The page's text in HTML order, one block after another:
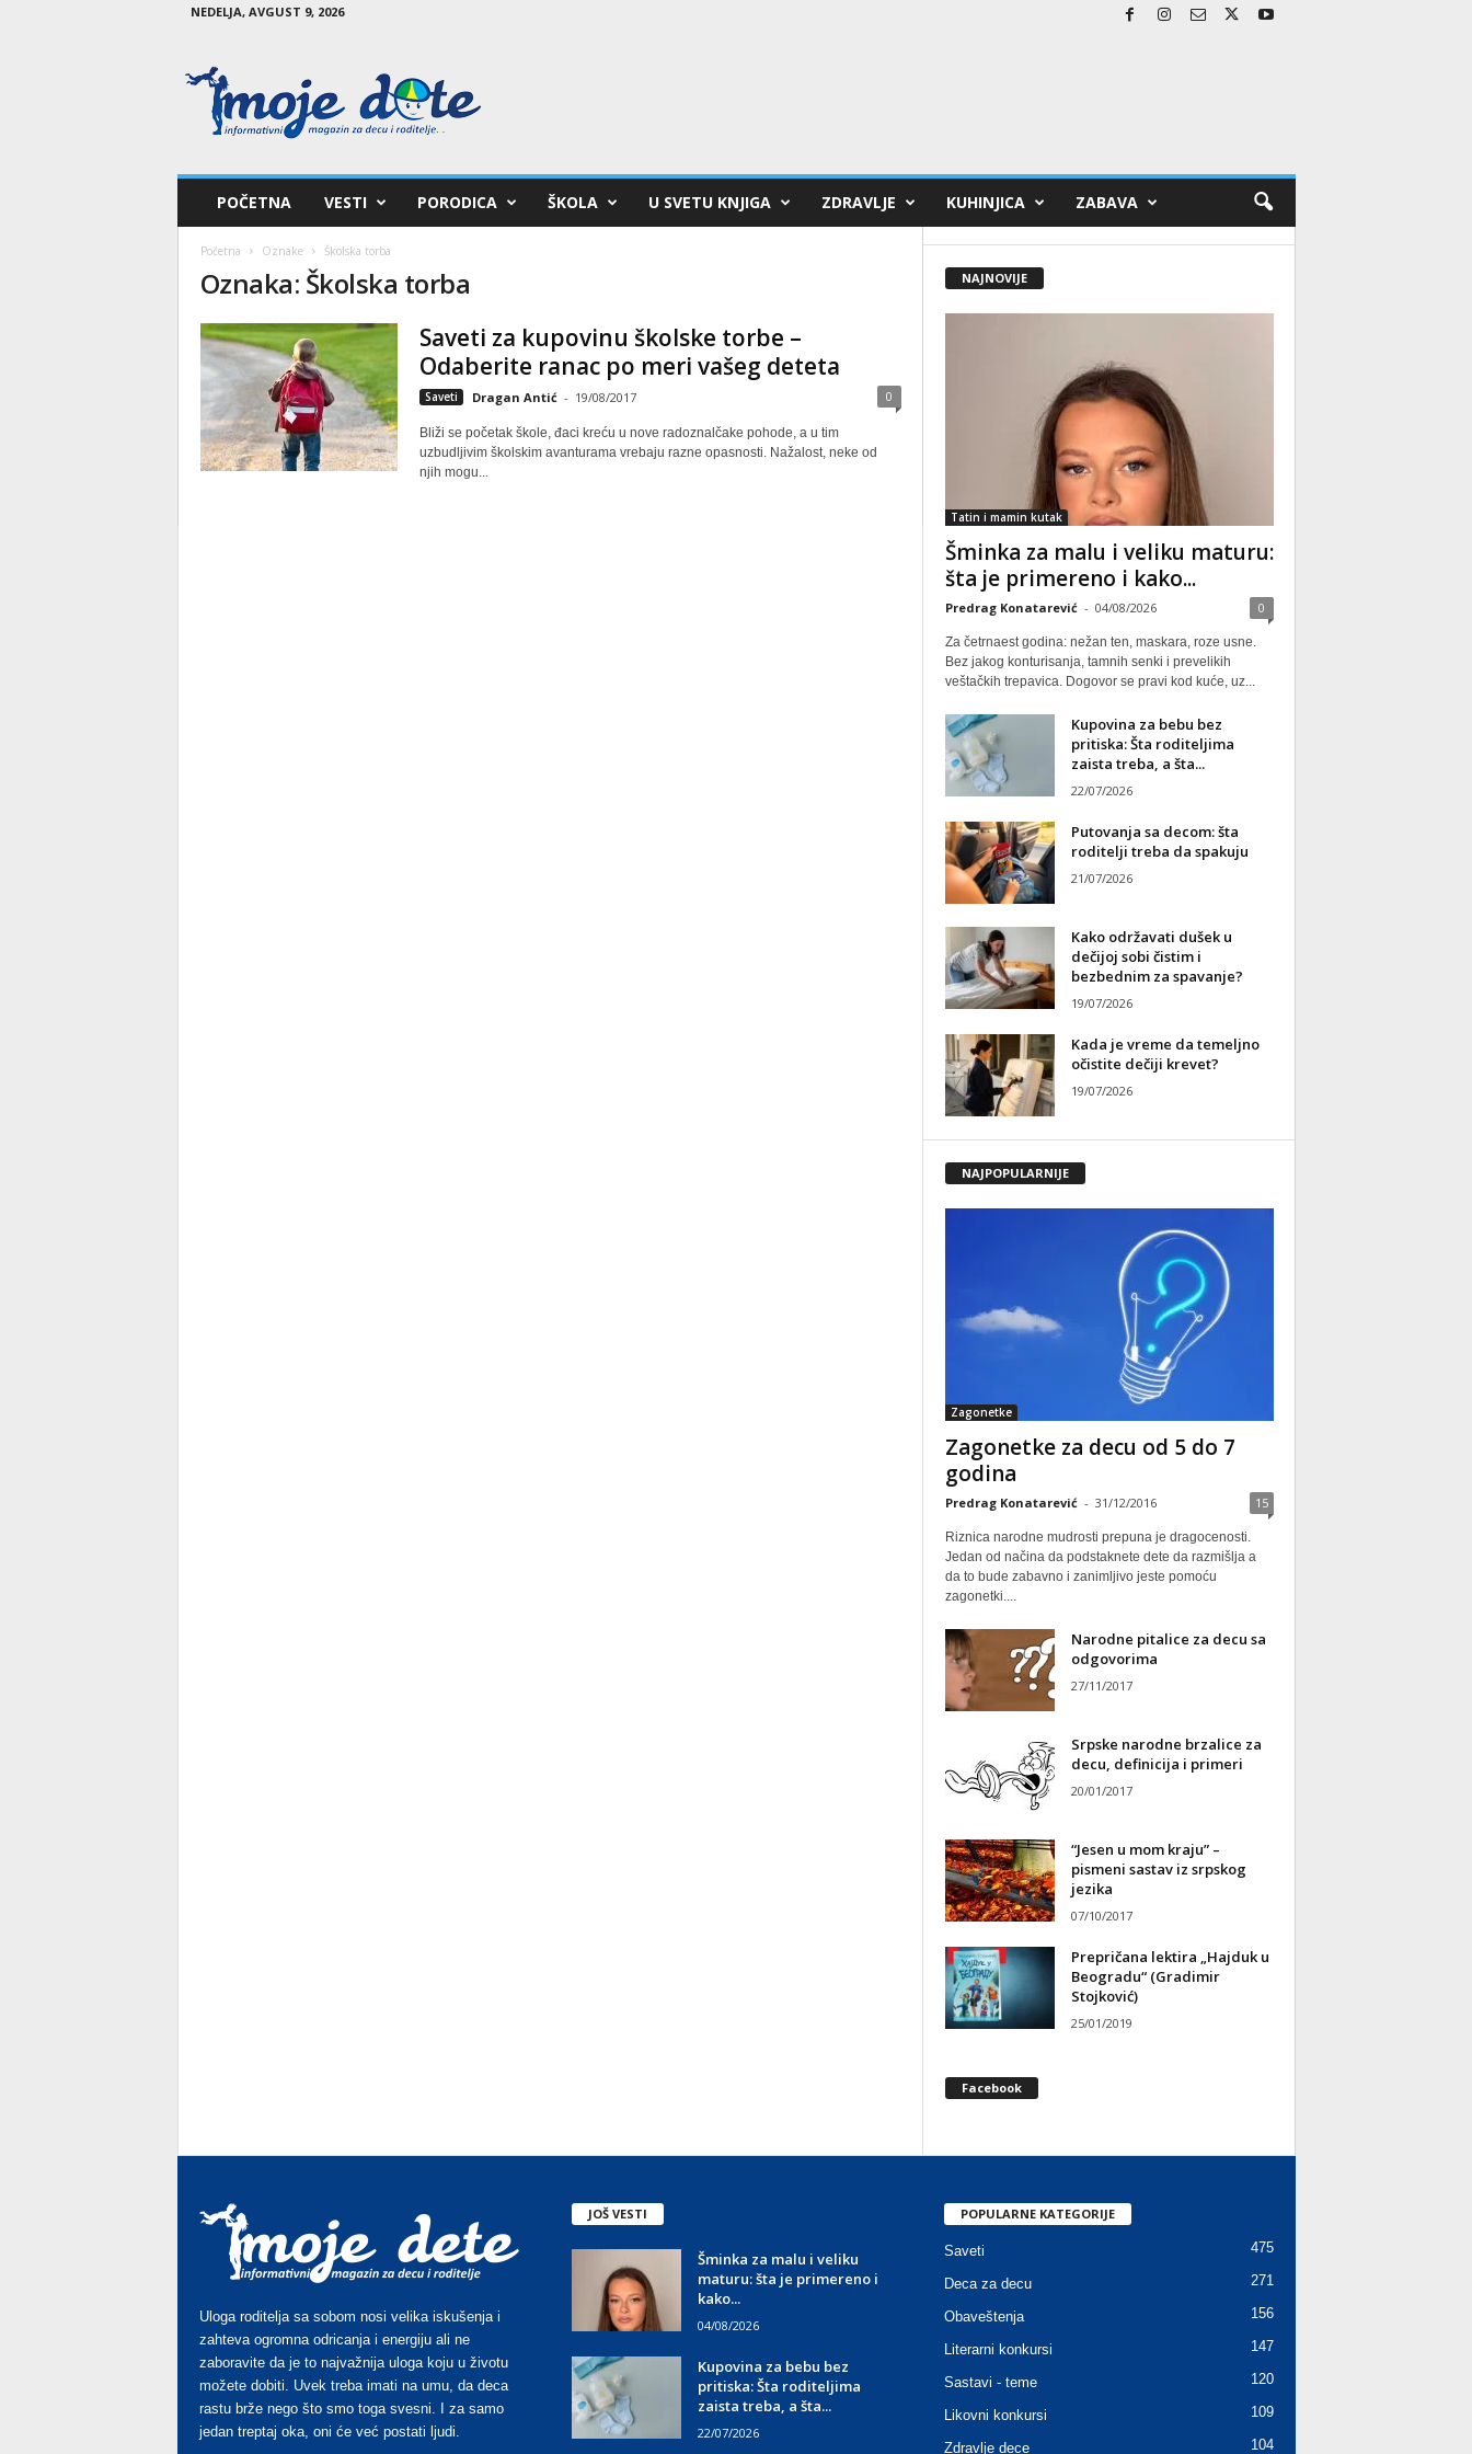
NEDELJA, AVGUST 9, 2026
o
POČETNA VESTI PORODICA ŠKOLA U SVETU KNJIGA ZDRAVLJE KUHINJICA ZABAVA
Početna Oznake Školska torba
Oznaka: Školska torba
Saveti za kupovinu školske torbe –
Odaberite ranac po meri vašeg deteta
Saveti Dragan Antić - 19/08/2017 0
Bliži se početak škole, đaci kreću u nove radoznalčake pohode, a u tim
uzbudljivim školskim avanturama vrebaju razne opasnosti. Nažalost, neke od
njih mogu...
NAJNOVIJE
Tatin i mamin kutak
Šminka za malu i veliku maturu:
šta je primereno i kako...
Predrag Konatarević - 04/08/2026 0
Za četrnaest godina: nežan ten, maskara, roze usne.
Bez jakog konturisanja, tamnih senki i prevelikih
veštačkih trepavica. Dogovor se pravi kod kuće, uz...
Kupovina za bebu bez
pritiska: Šta roditeljima
zaista treba, a šta...
22/07/2026
Putovanja sa decom: šta
roditelji treba da spakuju
21/07/2026
Kako održavati dušek u
dečijoj sobi čistim i
bezbednim za spavanje?
19/07/2026
Kada je vreme da temeljno
očistite dečiji krevet?
19/07/2026
NAJPOPULARNIJE
Zagonetke
Zagonetke za decu od 5 do 7
godina
Predrag Konatarević - 31/12/2016 15
Riznica narodne mudrosti prepuna je dragocenosti.
Jedan od načina da podstaknete dete da razmišlja a
da to bude zabavno i zanimljivo jeste pomoću
zagonetki....
Narodne pitalice za decu sa
odgovorima
27/11/2017
Srpske narodne brzalice za
decu, definicija i primeri
20/01/2017
“Jesen u mom kraju” –
pismeni sastav iz srpskog
jezika
07/10/2017
Prepričana lektira „Hajduk u
Beogradu“ (Gradimir
Stojković)
25/01/2019
Facebook
Uloga roditelja sa sobom nosi velika iskušenja i
zahteva ogromna odricanja i energiju ali ne
zaboravite da je to najvažnija uloga koju u životu
možete dobiti. Uvek treba imati na umu, da deca
rastu brže nego što smo toga svesni. I za samo
jedan treptaj oka, oni će već postati ljudi.
JOŠ VESTI
Šminka za malu i veliku
maturu: šta je primereno i
kako...
04/08/2026
Kupovina za bebu bez
pritiska: Šta roditeljima
zaista treba, a šta...
22/07/2026
POPULARNE KATEGORIJE
Saveti 475
Deca za decu 271
Obaveštenja 156
Literarni konkursi 147
Sastavi - teme 120
Likovni konkursi 109
Zdravlje dece 104